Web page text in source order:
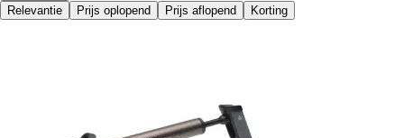
Relevantie
Prijs oplopend Prijs aflopend Korting